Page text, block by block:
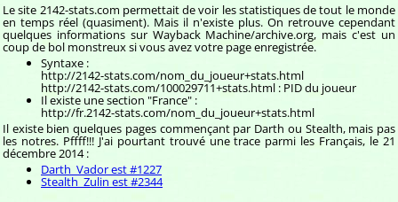
Le site 2142-stats.com permettait de voir les statistiques de tout le monde
en temps réel (quasiment). Mais il n'existe plus. On retrouve cependant
quelques informations sur Wayback Machine/archive.org, mais c'est un
coup de bol monstreux si vous avez votre page enregistrée.
Syntaxe :
http://2142-stats.com/nom_du_joueur+stats.html
http://2142-stats.com/100029711+stats.html : PID du joueur
Il existe une section "France" :
http://fr.2142-stats.com/nom_du_joueur+stats.html
Il existe bien quelques pages commençant par Darth ou Stealth, mais pas
les notres. Pffff!!! J'ai pourtant trouvé une trace parmi les Français, le 21
décembre 2014 :
Darth_Vador est #1227
Stealth_Zulin est #2344